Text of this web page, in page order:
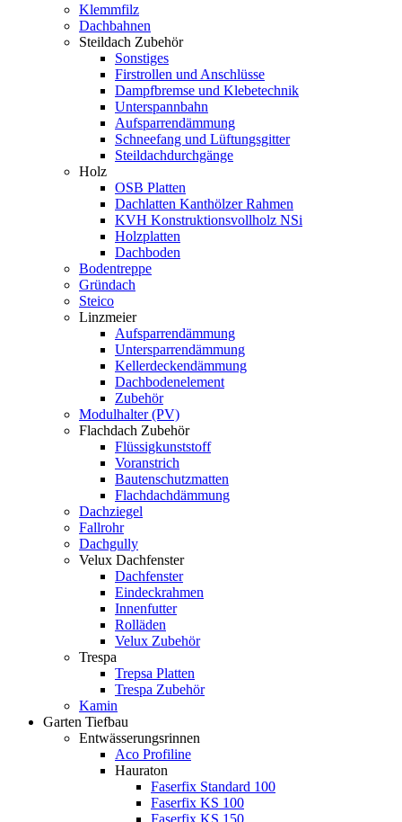
Klemmfilz
Dachbahnen
Steildach Zubehör
Sonstiges
Firstrollen und Anschlüsse
Dampfbremse und Klebetechnik
Unterspannbahn
Aufsparrendämmung
Schneefang und Lüftungsgitter
Steildachdurchgänge
Holz
OSB Platten
Dachlatten Kanthölzer Rahmen
KVH Konstruktionsvollholz NSi
Holzplatten
Dachboden
Bodentreppe
Gründach
Steico
Linzmeier
Aufsparrendämmung
Untersparrendämmung
Kellerdeckendämmung
Dachbodenelement
Zubehör
Modulhalter (PV)
Flachdach Zubehör
Flüssigkunststoff
Voranstrich
Bautenschutzmatten
Flachdachdämmung
Dachziegel
Fallrohr
Dachgully
Velux Dachfenster
Dachfenster
Eindeckrahmen
Innenfutter
Rolläden
Velux Zubehör
Trespa
Trepsa Platten
Trespa Zubehör
Kamin
Garten Tiefbau
Entwässerungsrinnen
Aco Profiline
Hauraton
Faserfix Standard 100
Faserfix KS 100
Faserfix KS 150